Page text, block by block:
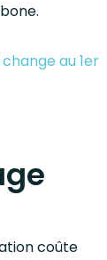
au 1er
coûte